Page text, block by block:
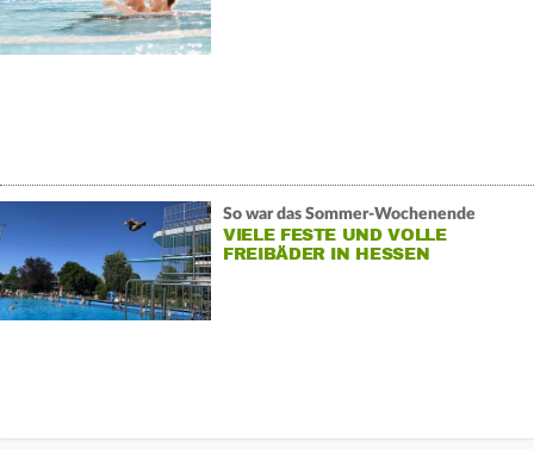
So war das Sommer-Wochenende
VIELE FESTE UND VOLLE
FREIBÄDER IN HESSEN